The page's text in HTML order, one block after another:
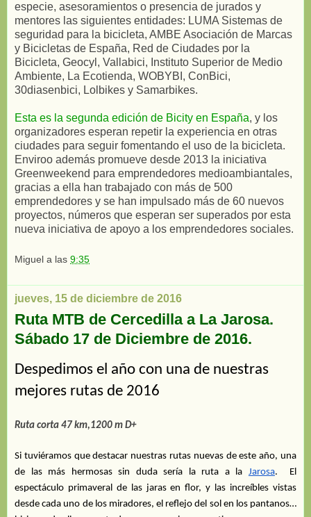
especie, asesoramientos o presencia de jurados y
mentores las siguientes entidades: LUMA Sistemas de
seguridad para la bicicleta, AMBE Asociación de Marcas
y Bicicletas de España, Red de Ciudades por la
Bicicleta, Geocyl, Vallabici, Instituto Superior de Medio
Ambiente, La Ecotienda, WOBYBI, ConBici,
30diasenbici, Lolbikes y Samarbikes.
Esta es la segunda edición de Bicity en España, y los
organizadores esperan repetir la experiencia en otras
ciudades para seguir fomentando el uso de la bicicleta.
Enviroo además promueve desde 2013 la iniciativa
Greenweekend para emprendedores medioambiantales,
gracias a ella han trabajado con más de 500
emprendedores y se han impulsado más de 60 nuevos
proyectos, números que esperan ser superados por esta
nueva iniciativa de apoyo a los emprendedores sociales.
Miguel a las 9:35
jueves, 15 de diciembre de 2016
Ruta MTB de Cercedilla a La Jarosa.
Sábado 17 de Diciembre de 2016.
Despedimos el año con una de nuestras
mejores rutas de 2016
Ruta corta 47 km,1200 m D+
Si tuviéramos que destacar nuestras rutas nuevas de este año, una
de las más hermosas sin duda sería la ruta a la Jarosa. El
espectáculo primaveral de las jaras en flor, y las increíbles vistas
desde cada uno de los miradores, el reflejo del sol en los pantanos…